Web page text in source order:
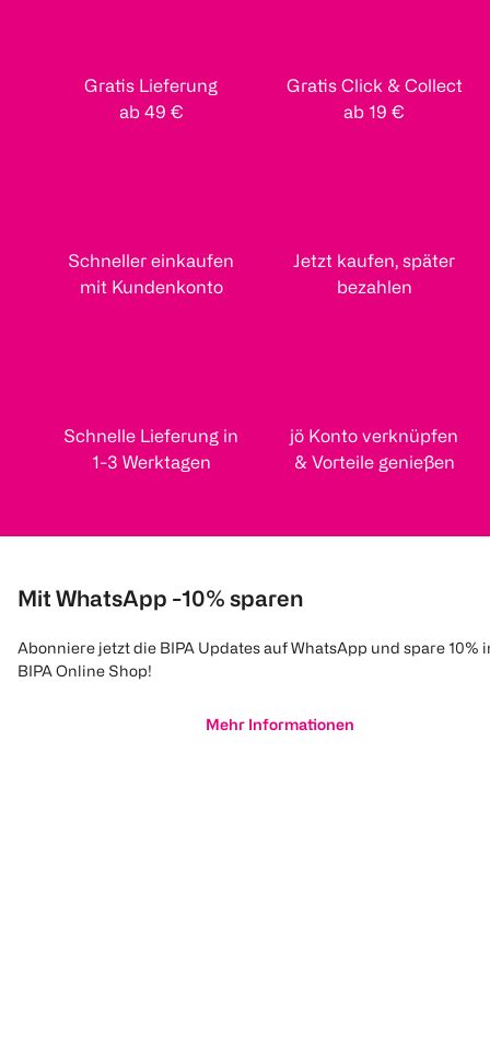
Gratis Lieferung
ab 49 €
Gratis Click & Collect
ab 19 €
Schneller einkaufen
mit Kundenkonto
Jetzt kaufen, später
bezahlen
Schnelle Lieferung in
1-3 Werktagen
jö Konto verknüpfen
& Vorteile genießen
Mit WhatsApp -10% sparen
Abonniere jetzt die BIPA Updates auf WhatsApp und spare 10%
BIPA Online Shop!
Mehr Informationen